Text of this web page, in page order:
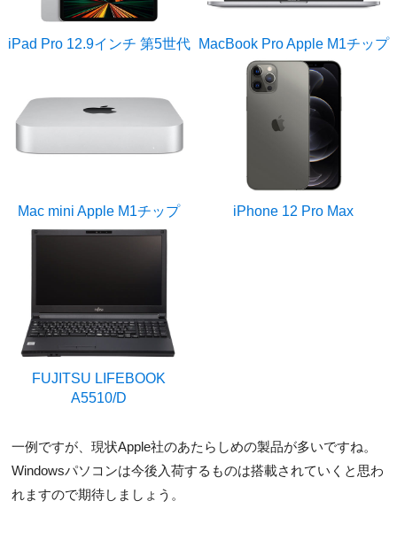
iPad Pro 12.9インチ 第5世代 MacBook Pro Apple M1チップ
Mac mini Apple M1チップ iPhone 12 Pro Max
FUJITSU LIFEBOOK
A5510/D
一例ですが、現状Apple社のあたらしめの製品が多いですね。
Windowsパソコンは今後入荷するものは搭載されていくと思わ
れますので期待しましょう。